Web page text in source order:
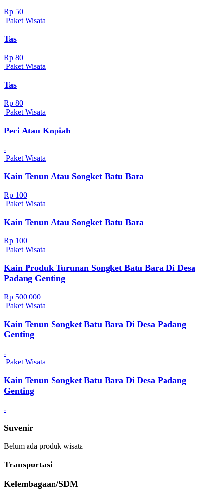
Rp 50
Paket Wisata
Tas
Rp 80
Paket Wisata
Tas
Rp 80
Paket Wisata
Peci Atau Kopiah
-
Paket Wisata
Kain Tenun Atau Songket Batu Bara
Rp 100
Paket Wisata
Kain Tenun Atau Songket Batu Bara
Rp 100
Paket Wisata
Kain Produk Turunan Songket Batu Bara Di Desa
Padang Genting
Rp 500,000
Paket Wisata
Kain Tenun Songket Batu Bara Di Desa Padang
Genting
-
Paket Wisata
Kain Tenun Songket Batu Bara Di Desa Padang
Genting
-
Suvenir
Belum ada produk wisata
Transportasi
Kelembagaan/SDM